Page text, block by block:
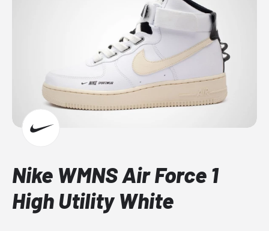
Nike WMNS Air Force 1
High Utility White